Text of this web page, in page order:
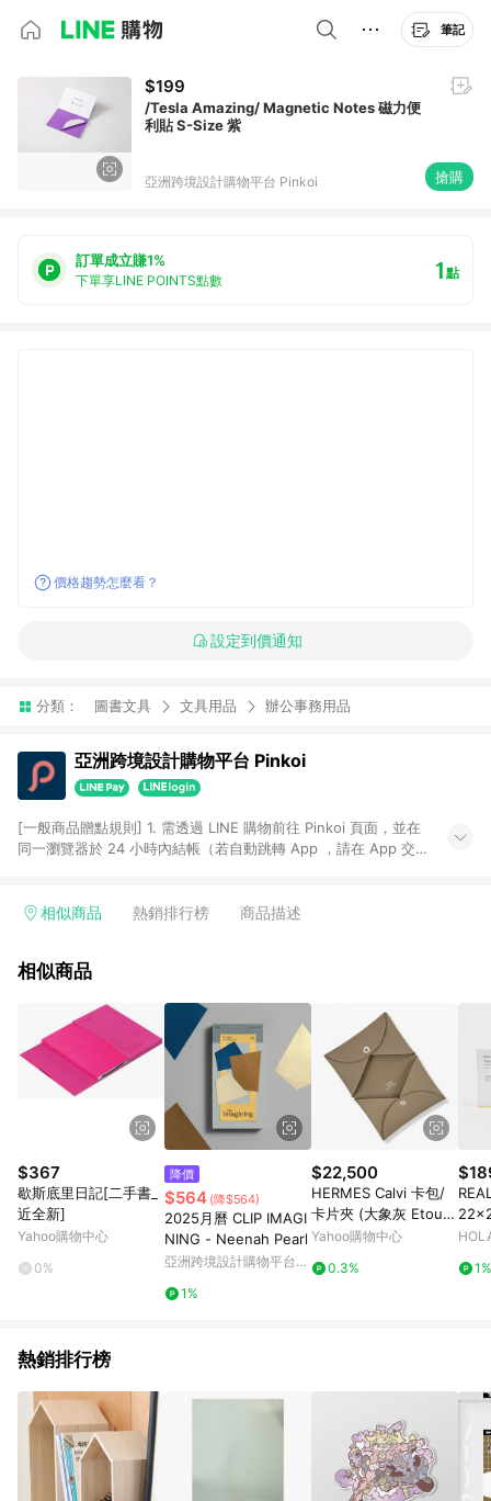
筆記
$199
/Tesla Amazing/ Magnetic Notes 磁力便
利貼 S-Size 紫
亞洲跨境設計購物平台 Pinkoi 搶購
訂單成立賺1%
下單享LINE POINTS點數 1點
價格趨勢怎麼看？
設定到價通知
分類： 圖書文具 文具用品 辦公事務用品
亞洲跨境設計購物平台 Pinkoi
[一般商品贈點規則] 1. 需透過 LINE 購物前往 Pinkoi 頁面，並在
同一瀏覽器於 24 小時內結帳（若自動跳轉 App ，請在 App 交
回饋訂單不得享有 Pinkoi 站方優惠，例如首購優惠，P coins，
行為，不具贈點資格，部分退款不在此限。 6. APP 請更新至
貨後 45 天後發送。 8. 群眾募資商品，禮物卡，開館保證金，補
運費，攤位費等不具贈點資格。 9. LINE 購物站上之商品規格、
顏色、價位、贈品如與 Pinkoi 商品資訊頁及購物車不符，以
Pinkoi 購物商品資訊頁及購物車標示為準。 10. 點數紅包使用規
則請以點數紅包活動說明為準。 11. 若於 LINE 購物前往 Pinkoi
頁面後才首次下載 Pinkoi APP 並完成訂單，不符合導購資格；承
上，首次下載 Pinkoi APP 後，需透過 LINE 購物前往 Pinkoi 頁
面，方享導購資格。
相似商品 熱銷排行榜 商品描述
相似商品
$367
歇斯底里日記[二手書_
近全新]
Yahoo購物中心
0%
降價
$564 (降$564)
2025月曆 CLIP IMAGI
NING - Neenah Pearl
亞洲跨境設計購物平台
1%
$22,500
HERMES Calvi 卡包/
卡片夾 (大象灰 Etoup
e x 山羊皮 Mysore)
Yahoo購物中心
0.3%
1%
熱銷排行榜